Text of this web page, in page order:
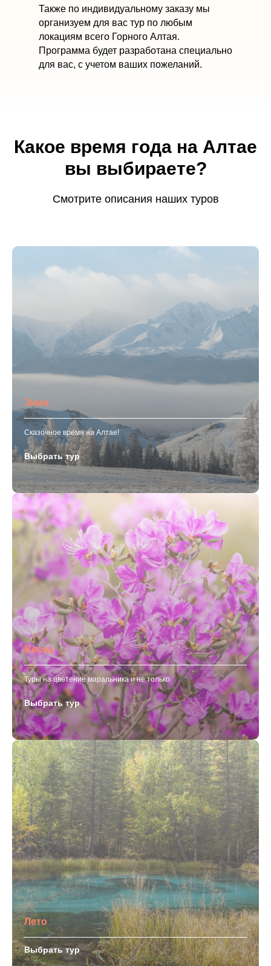
Также по индивидуальному заказу мы
организуем для вас тур по любым
локациям всего Горного Алтая.
Программа будет разработана специально
для вас, с учетом ваших пожеланий.
Какое время года на Алтае
вы выбираете?
Смотрите описания наших туров
Зима
Сказочное время на Алтае!
Выбрать тур
Весна
Туры на цветение маральника и не только
Выбрать тур
Лето
Выбрать тур